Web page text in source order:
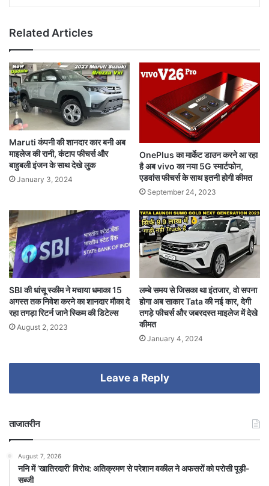
Related Articles
Maruti कंपनी की शानदार कार बनी अब
माइलेज की रानी, कंटाप फीचर्स और
बाहुबली इंजन के साथ देखे लुक
January 3, 2024
OnePlus का मार्केट डाउन करने आ रहा
है अब vivo का नया 5G स्मार्टफोन,
एडवांस फीचर्स के साथ इतनी होगी कीमत
September 24, 2023
SBI की धांसू स्कीम ने मचाया धमाका 15
अगस्त तक निवेश करने का शानदार मौका दे
रहा तगड़ा रिटर्न जाने स्किम की डिटेल्स
August 2, 2023
लम्बे समय से जिसका था इंतजार, वो सपना
होगा अब साकार Tata की नई कार, देगी
तगड़े फीचर्स और जबरदस्त माइलेज में देखे
कीमत
January 4, 2024
Leave a Reply
ताजातरीन
August 7, 2026
ननि में ‘खातिरदारी’ विरोध: अतिक्रमण से परेशान वकील ने अफसरों को परोसी पूड़ी-
सब्जी